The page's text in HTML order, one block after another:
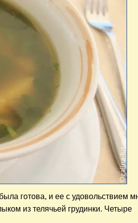
готова, и ее с удовольствием
из телячьей грудинки. Четыре